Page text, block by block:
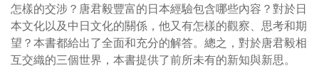
怎樣的交涉？唐君毅豐富的日本經驗包含哪些內容？對於日
本文化以及中日文化的關係，他又有怎樣的觀察、思考和期
望？本書都給出了全面和充分的解答。總之，對於唐君毅相
互交織的三個世界，本書提供了前所未有的新知與新思。